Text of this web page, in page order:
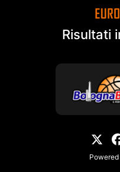
Risultati
Powered